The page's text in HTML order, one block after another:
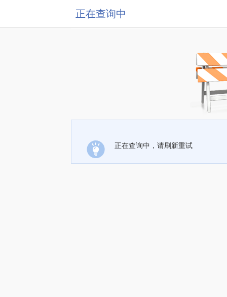
正在查询中
正在查询中，请刷新重试